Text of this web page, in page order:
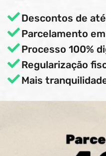
Descontos de
Parcelamento
Processo 100%
Regularização
Mais